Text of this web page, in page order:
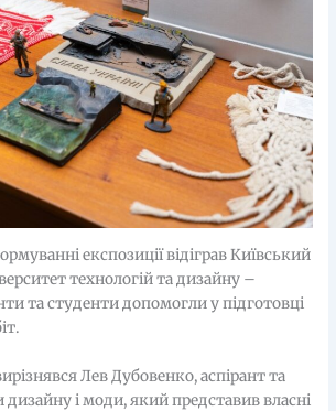
експозиції відіграв Київський
технологій та дизайну –
та студенти допомогли у підготовці
Лев Дубовенко, аспірант та
і моди, який представив власні